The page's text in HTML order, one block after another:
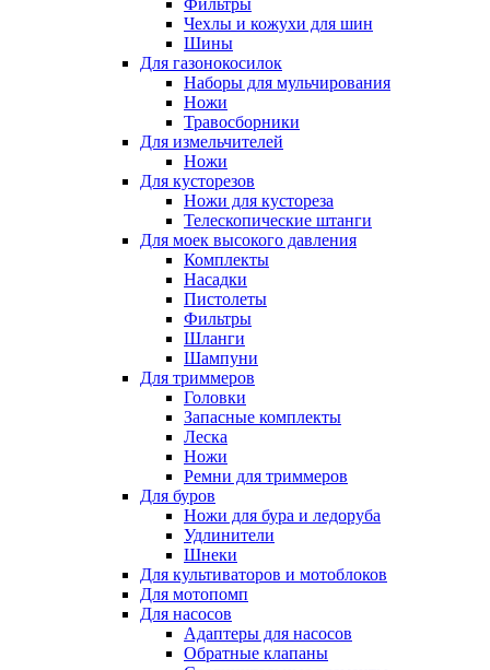
Фильтры
Чехлы и кожухи для шин
Шины
Для газонокосилок
Наборы для мульчирования
Ножи
Травосборники
Для измельчителей
Ножи
Для кусторезов
Ножи для кустореза
Телескопические штанги
Для моек высокого давления
Комплекты
Насадки
Пистолеты
Фильтры
Шланги
Шампуни
Для триммеров
Головки
Запасные комплекты
Леска
Ножи
Ремни для триммеров
Для буров
Ножи для бура и ледоруба
Удлинители
Шнеки
Для культиваторов и мотоблоков
Для мотопомп
Для насосов
Адаптеры для насосов
Обратные клапаны